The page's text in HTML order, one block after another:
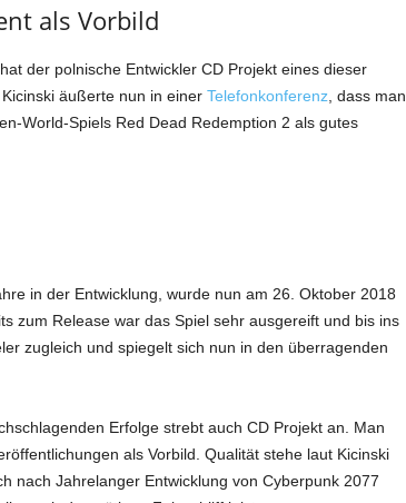
als Vorbild
der polnische Entwickler CD Projekt eines dieser
äußerte nun in einer Telefonkonferenz, dass man
World-Spiels Red Dead Redemption 2 als gutes
in der Entwicklung, wurde nun am 26. Oktober 2018
zum Release war das Spiel sehr ausgereift und bis ins
zugleich und spiegelt sich nun in den überragenden
Erfolge strebt auch CD Projekt an. Man
als Vorbild. Qualität stehe laut Kicinski
nach Jahrelanger Entwicklung von Cyberpunk 2077